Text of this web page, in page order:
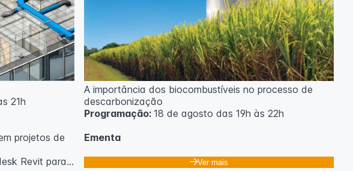
21h
projetos de
Revit para
A importância dos biocombustíveis no processo de
descarbonização
Programação: 18 de agosto das 19h às 22h
Ementa
Classificação dos biocombustíveis. Culturas para
Ver mais